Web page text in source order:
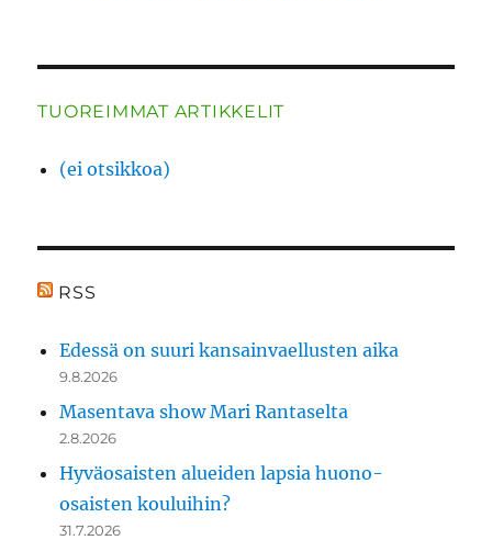
TUOREIMMAT ARTIKKELIT
(ei otsikkoa)
RSS
Edessä on suuri kansainvaellusten aika
9.8.2026
Masentava show Mari Rantaselta
2.8.2026
Hyväosaisten alueiden lapsia huono-
osaisten kouluihin?
31.7.2026